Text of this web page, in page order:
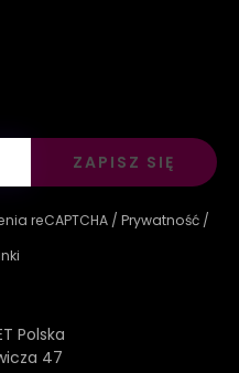
ZAPISZ SIĘ
reCAPTCHA / Prywatność /
Polska
47